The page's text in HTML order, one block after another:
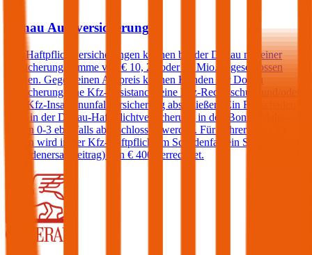
Donau Autoversicherung
Kfz-Haftpflichtversicherungen können bei der Donau mit einer
Versicherungssumme von € 10, 20 oder 30 Mio. abgeschlossen
werden. Gegen einen Aufpreis können Kunden der Donau
Versicherung eine Kfz-Assistance, eine Kfz-Rechtsschutz und/oder
eine Kfz-Insassenunfallversicherung abschließen. Ein Freischaden
kann in der Donau-Haftpflichtversicherung in den Bonus-Malus-
Stufen 0-3 ebenfalls abgeschlossen werden. Für Fahrer unter 23
Jahren wird in der Kfz-Haftpflicht im Schadenfall ein Selbstbehalt
(Schadenersatzbeitrag) von € 400 verrechnet.